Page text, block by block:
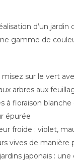
d’un jardin
gamme de
sur le vert
arbres aux
à floraison
épurée
froide : violet,
vives de manière
japonais : une